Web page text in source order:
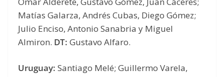
Matías Galarza, Andrés Cubas, Diego Gómez;
Julio Enciso, Antonio Sanabria y Miguel
Almiron. DT: Gustavo Alfaro.
Uruguay: Santiago Melé; Guillermo Varela,